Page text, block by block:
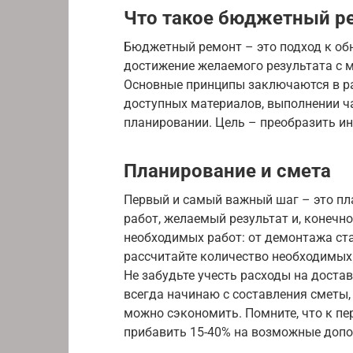
Что такое бюджетный
Бюджетный ремонт – это подход к
достижение желаемого результата
Основные принципы заключаются в
доступных материалов, выполнении
планировании. Цель – преобразить
Планирование и смета
Первый и самый важный шаг – это
работ, желаемый результат и,
необходимых работ: от демонтажа
рассчитайте количество
Не забудьте учесть расходы на
всегда начинаю с составления
можно сэкономить. Помните, что к
прибавить 15-40% на возможные